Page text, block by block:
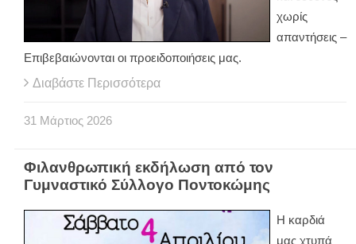
χωρίς
απαντήσεις –
Επιβεβαιώνονται οι προειδοποιήσεις μας.
Διαβάστε Περισσότερα
31 Μάρτιος 2026
Φιλανθρωπική εκδήλωση από τον
Γυμναστικό Σύλλογο Ποντοκώμης
Η καρδιά
μας χτυπά